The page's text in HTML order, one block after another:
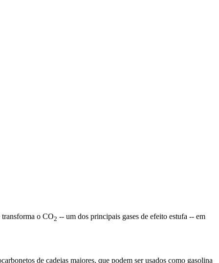
transforma o CO2 -- um dos principais gases de efeito estufa -- em
de cadeias maiores, que podem ser usados como gasolina